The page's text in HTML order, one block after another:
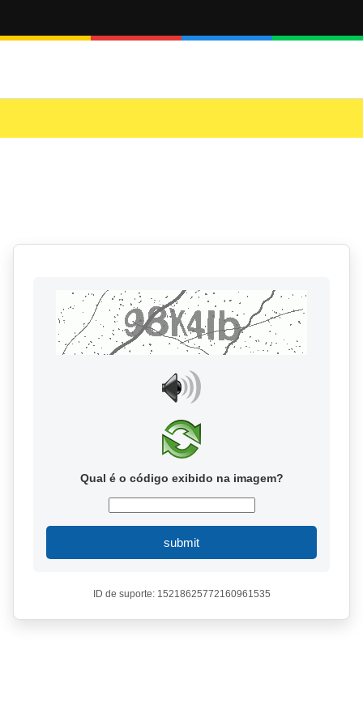
Qual é o código exibido na imagem?
submit
ID de suporte: 15218625772160961535